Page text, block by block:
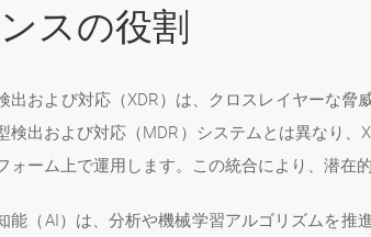
スの役割
出および対応（XDR）は、クロスレイヤーな
検出および対応（MDR）システムとは異なり
ォーム上で運用します。この統合により、潜在
能（AI）は、分析や機械学習アルゴリズムを推